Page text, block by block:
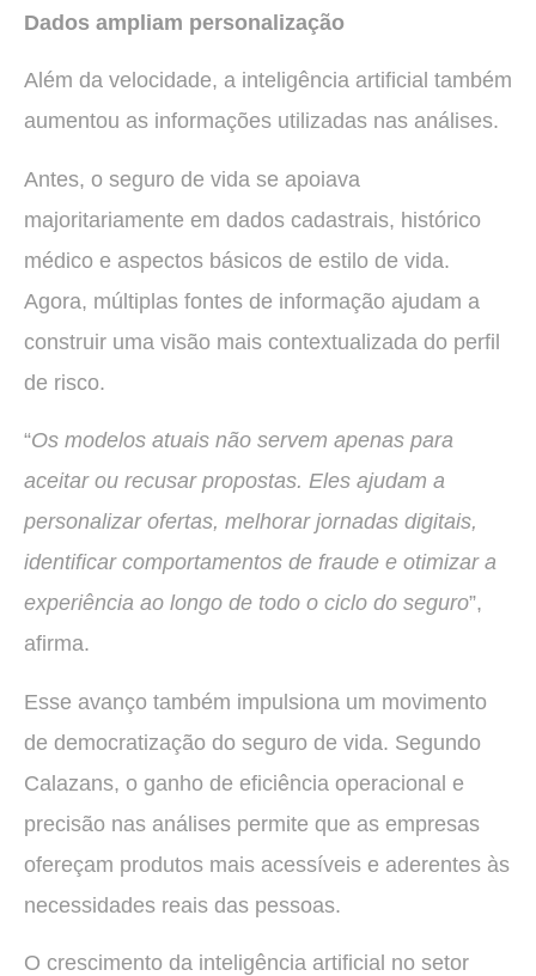
Dados ampliam personalização
Além da velocidade, a inteligência artificial também
aumentou as informações utilizadas nas análises.
Antes, o seguro de vida se apoiava
majoritariamente em dados cadastrais, histórico
médico e aspectos básicos de estilo de vida.
Agora, múltiplas fontes de informação ajudam a
construir uma visão mais contextualizada do perfil
de risco.
“Os modelos atuais não servem apenas para
aceitar ou recusar propostas. Eles ajudam a
personalizar ofertas, melhorar jornadas digitais,
identificar comportamentos de fraude e otimizar a
experiência ao longo de todo o ciclo do seguro”,
afirma.
Esse avanço também impulsiona um movimento
de democratização do seguro de vida. Segundo
Calazans, o ganho de eficiência operacional e
precisão nas análises permite que as empresas
ofereçam produtos mais acessíveis e aderentes às
necessidades reais das pessoas.
O crescimento da inteligência artificial no setor